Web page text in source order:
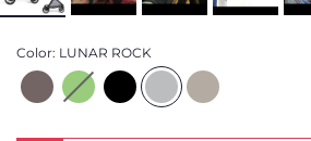
Color: LUNAR ROCK